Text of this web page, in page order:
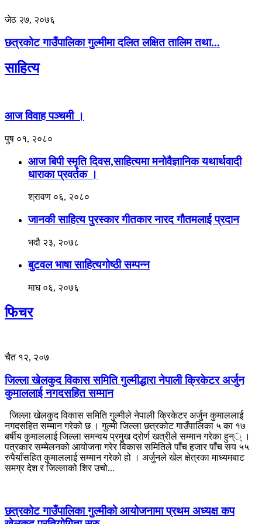
जेठ २७, २०७६
छत्रकोट गाउँपालिका गुल्मीमा दलित लक्षित तालिम तथा...
साहित्य
आज विवाह पञ्चमी ।
पुष ०१, २०८०
आज बिपी स्मृति दिवस,साहित्यमा मनोवैज्ञानिक यथार्थवादी
धाराका प्रवर्तक ।
श्रावण ०६, २०८०
जानकी साहित्य पुरस्कार गीतकार नारद गौतमलाई प्रदान
भदौ २३, २०७८
बुटवल भाषा साहित्यगोष्ठी सम्पन्न
माघ ०६, २०७६
फिचर
चैत १२, २०७
जिल्ला खेलकुद विकास समिति गुल्मीद्धारा नेपाली क्रिकेटर अर्जुन
कुमाललाई नगदसहित सम्मान
जिल्ला खेलकुद विकास समिति गुल्मीले नेपाली क्रिकेटर अर्जुन कुमाललाई
नगदसहित सम्मान गरेको छ । गुल्मी जिल्ला छत्रकोट गाउँपालिका ५ का १७
बर्षीय कुमाललाई जिल्ला समन्वय प्रमुख द्रोर्ण खत्रीले सम्मान गरेका हुन्् ।
पत्रकार सम्मेलनको आयोजना गरेर विकास समितिले पाँच हजार पाँच सय ५५
रुपैयाँसहित कुमाललाई सम्मान गरेको हो । अर्जुनले खेल क्षेत्रका माध्यमबाट
समग्र देश र जिल्लाको शिर उचो...
छत्रकोट गाउँपालिका गुल्मीको आयोजनामा प्रथम अध्यक्ष कप